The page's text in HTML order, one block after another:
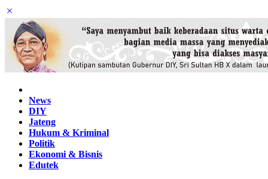
News
DIY
Jateng
Hukum & Kriminal
Politik
Ekonomi & Bisnis
Edutek